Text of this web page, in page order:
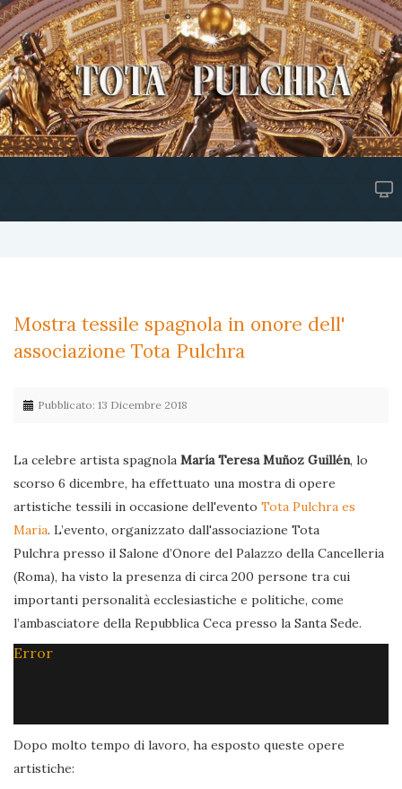
Mostra tessile spagnola in onore dell'
associazione Tota Pulchra
Pubblicato: 13 Dicembre 2018
La celebre artista spagnola María Teresa Muñoz Guillén, lo
scorso 6 dicembre, ha effettuato una mostra di opere
artistiche tessili in occasione dell'evento Tota Pulchra es
Maria. L’evento, organizzato dall'associazione Tota
Pulchra presso il Salone d’Onore del Palazzo della Cancelleria
(Roma), ha visto la presenza di circa 200 persone tra cui
importanti personalità ecclesiastiche e politiche, come
l’ambasciatore della Repubblica Ceca presso la Santa Sede.
Error
Dopo molto tempo di lavoro, ha esposto queste opere
artistiche: